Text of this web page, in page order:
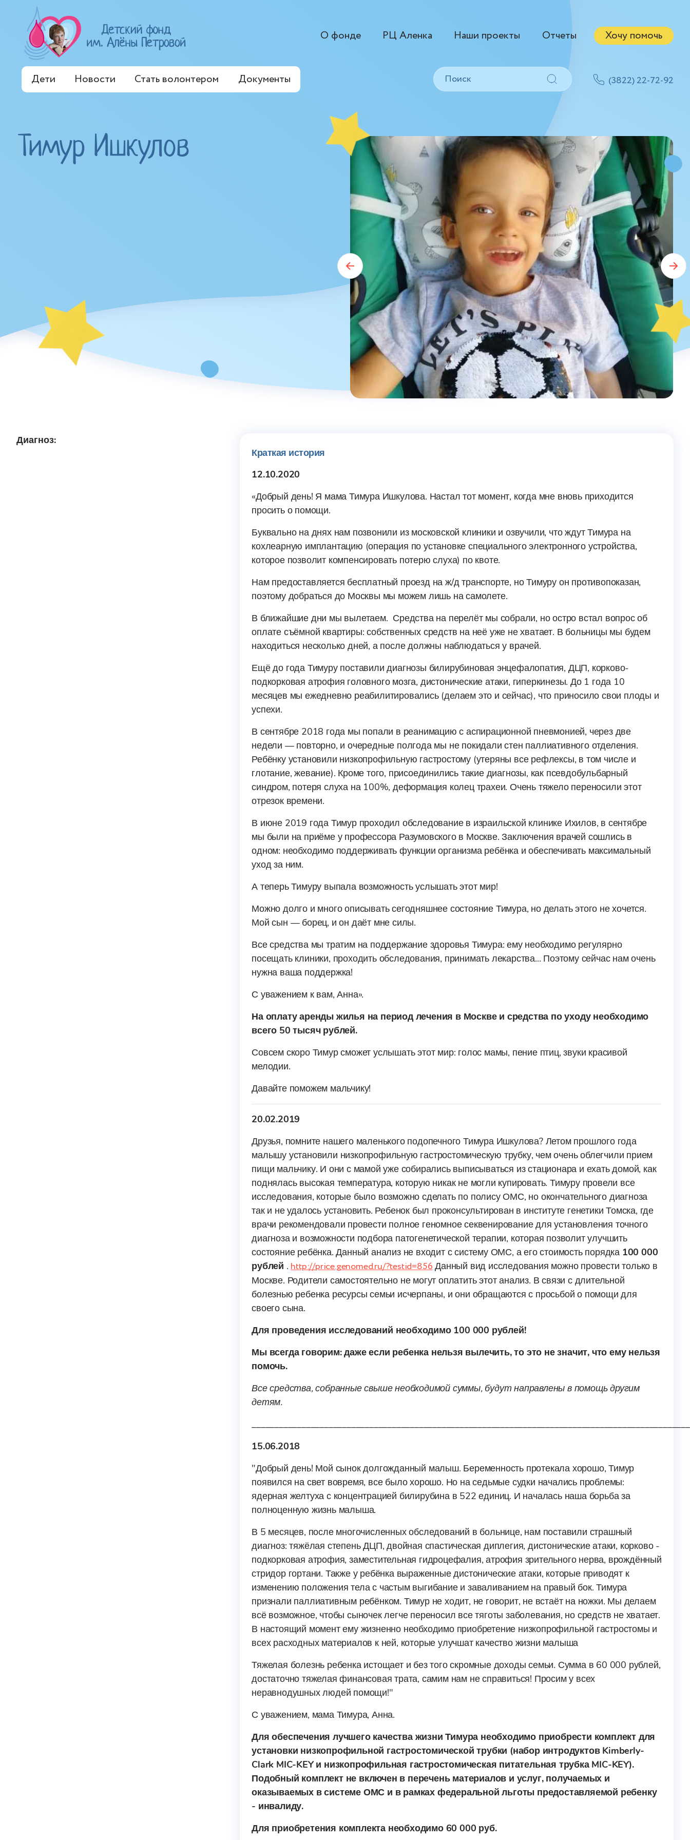
О фонде РЦ Аленка Наши проекты Отчеты Хочу помочь
Дети Новости Стать волонтером Документы (3822) 22-72-92
Тимур Ишкулов
Диагноз:
Краткая история
12.10.2020
«Добрый день! Я мама Тимура Ишкулова. Настал тот момент, когда мне вновь приходится
просить о помощи.
Буквально на днях нам позвонили из московской клиники и озвучили, что ждут Тимура на
кохлеарную имплантацию (операция по установке специального электронного устройства,
которое позволит компенсировать потерю слуха) по квоте.
Нам предоставляется бесплатный проезд на ж/д транспорте, но Тимуру он противопоказан,
поэтому добраться до Москвы мы можем лишь на самолете.
В ближайшие дни мы вылетаем. Средства на перелёт мы собрали, но остро встал вопрос об
оплате съёмной квартиры: собственных средств на неё уже не хватает. В больницы мы будем
находиться несколько дней, а после должны наблюдаться у врачей.
Ещё до года Тимуру поставили диагнозы билирубиновая энцефалопатия, ДЦП, корково-
подкорковая атрофия головного мозга, дистонические атаки, гиперкинезы. До 1 года 10
месяцев мы ежедневно реабилитировались (делаем это и сейчас), что приносило свои плоды и
успехи.
В сентябре 2018 года мы попали в реанимацию с аспирационной пневмонией, через две
недели — повторно, и очередные полгода мы не покидали стен паллиативного отделения.
Ребёнку установили низкопрофильную гастростому (утеряны все рефлексы, в том числе и
глотание, жевание). Кроме того, присоединились такие диагнозы, как псевдобульбарный
синдром, потеря слуха на 100%, деформация колец трахеи. Очень тяжело переносили этот
отрезок времени.
В июне 2019 года Тимур проходил обследование в израильской клинике Ихилов, в сентябре
мы были на приёме у профессора Разумовского в Москве. Заключения врачей сошлись в
одном: необходимо поддерживать функции организма ребёнка и обеспечивать максимальный
уход за ним.
А теперь Тимуру выпала возможность услышать этот мир!
Можно долго и много описывать сегодняшнее состояние Тимура, но делать этого не хочется.
Мой сын — борец, и он даёт мне силы.
Все средства мы тратим на поддержание здоровья Тимура: ему необходимо регулярно
посещать клиники, проходить обследования, принимать лекарства... Поэтому сейчас нам очень
нужна ваша поддержка!
С уважением к вам, Анна».
На оплату аренды жилья на период лечения в Москве и средства по уходу необходимо
всего 50 тысяч рублей.
Совсем скоро Тимур сможет услышать этот мир: голос мамы, пение птиц, звуки красивой
мелодии.
Давайте поможем мальчику!
20.02.2019
Друзья, помните нашего маленького подопечного Тимура Ишкулова? Летом прошлого года
малышу установили низкопрофильную гастростомическую трубку, чем очень облегчили прием
пищи мальчику. И они с мамой уже собирались выписываться из стационара и ехать домой, как
поднялась высокая температура, которую никак не могли купировать. Тимуру провели все
исследования, которые было возможно сделать по полису ОМС, но окончательного диагноза
так и не удалось установить. Ребенок был проконсультирован в институте генетики Томска, где
врачи рекомендовали провести полное геномное секвенирование для установления точного
диагноза и возможности подбора патогенетической терапии, которая позволит улучшить
состояние ребёнка. Данный анализ не входит с систему ОМС, а его стоимость порядка 100 000
рублей . http://price.genomed.ru/?testid=856Данный вид исследования можно провести только в
Москве. Родители самостоятельно не могут оплатить этот анализ. В связи с длительной
болезнью ребенка ресурсы семьи исчерпаны, и они обращаются с просьбой о помощи для
своего сына.
Для проведения исследований необходимо 100 000 рублей!
Мы всегда говорим: даже если ребенка нельзя вылечить, то это не значит, что ему нельзя
помочь.
Все средства, собранные свыше необходимой суммы, будут направлены в помощь другим
детям.
15.06.2018
"Добрый день! Мой сынок долгожданный малыш. Беременность протекала хорошо, Тимур
появился на свет вовремя, все было хорошо. Но на седьмые судки начались проблемы:
ядерная желтуха с концентрацией билирубина в 522 единиц. И началась наша борьба за
полноценную жизнь малыша.
В 5 месяцев, после многочисленных обследований в больнице, нам поставили страшный
диагноз: тяжёлая степень ДЦП, двойная спастическая диплегия, дистонические атаки, корково -
подкорковая атрофия, заместительная гидроцефалия, атрофия зрительного нерва, врождённый
стридор гортани. Также у ребёнка выраженные дистонические атаки, которые приводят к
изменению положения тела с частым выгибание и заваливанием на правый бок. Тимура
признали паллиативным ребёнком. Тимур не ходит, не говорит, не встаёт на ножки. Мы делаем
всё возможное, чтобы сыночек легче переносил все тяготы заболевания, но средств не хватает.
В настоящий момент ему жизненно необходимо приобретение низкопрофильной гастростомы и
всех расходных материалов к ней, которые улучшат качество жизни малыша
Тяжелая болезнь ребенка истощает и без того скромные доходы семьи. Сумма в 60 000 рублей,
достаточно тяжелая финансовая трата, самим нам не справиться! Просим у всех
неравнодушных людей помощи!"
С уважением, мама Тимура, Анна.
Для обеспечения лучшего качества жизни Тимура необходимо приобрести комплект для
установки низкопрофильной гастростомической трубки (набор интродуктов Kimberly-
Clark MIC-KEY и низкопрофильная гастростомическая питательная трубка MIC-KEY).
Подобный комплект не включен в перечень материалов и услуг, получаемых и
оказываемых в системе ОМС и в рамках федеральной льготы предоставляемой ребенку
- инвалиду.
Для приобретения комплекта необходимо 60 000 руб.